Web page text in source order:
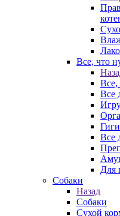
Все, что
Все,
Все
Все
Для
Собаки
Назад
Собаки
Сухой